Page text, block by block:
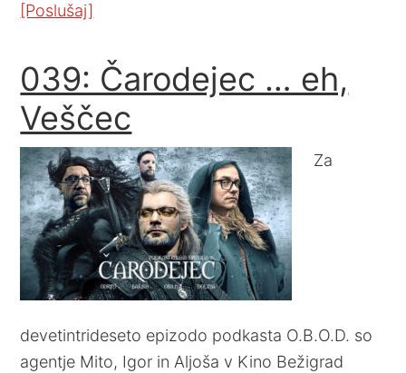
[Poslušaj]
039: Čarodejec … eh,
Veščec
Za
devetintrideseto epizodo podkasta O.B.O.D. so
agentje Mito, Igor in Aljoša v Kino Bežigrad